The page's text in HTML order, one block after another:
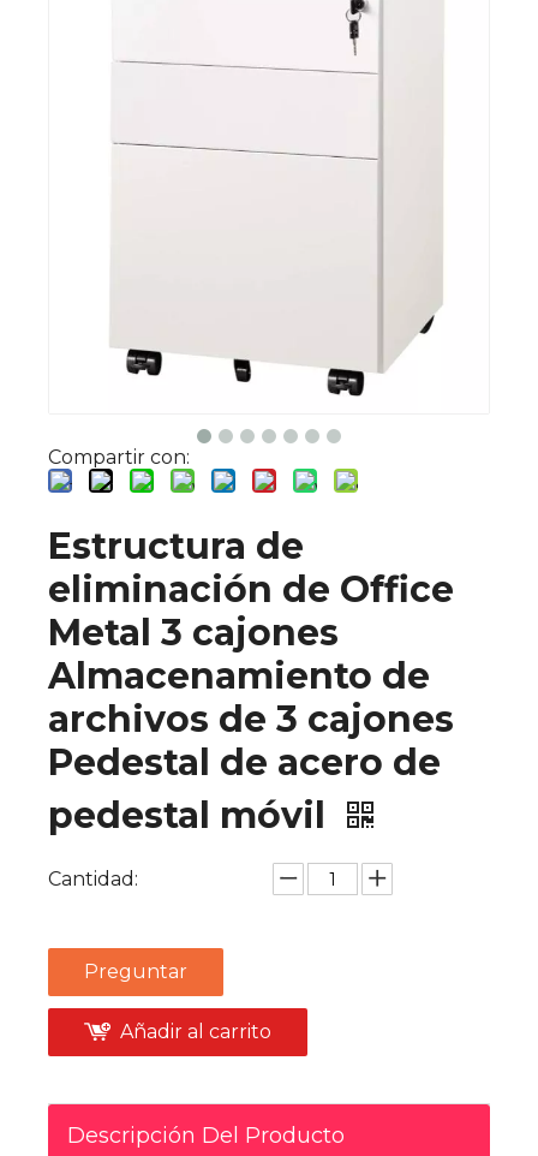
Compartir con:
Estructura de
eliminación de Office
Metal 3 cajones
Almacenamiento de
archivos de 3 cajones
Pedestal de acero de
pedestal móvil
Cantidad:
Preguntar
Añadir al carrito
Descripción Del Producto